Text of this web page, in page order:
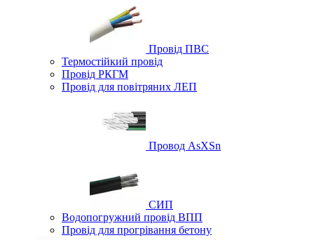
Провід ПВС
Термостійкий провід
Провід РКГМ
Провід для повітряних ЛЕП
Провод AsXSn
СИП
Водопогружний провід ВПП
Провід для прогрівання бетону